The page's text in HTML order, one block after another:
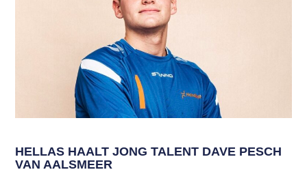
HELLAS HAALT JONG TALENT DAVE PESCH
VAN AALSMEER